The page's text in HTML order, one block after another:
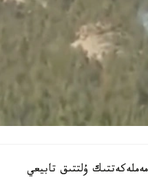
ۇلتتىق تابيعي